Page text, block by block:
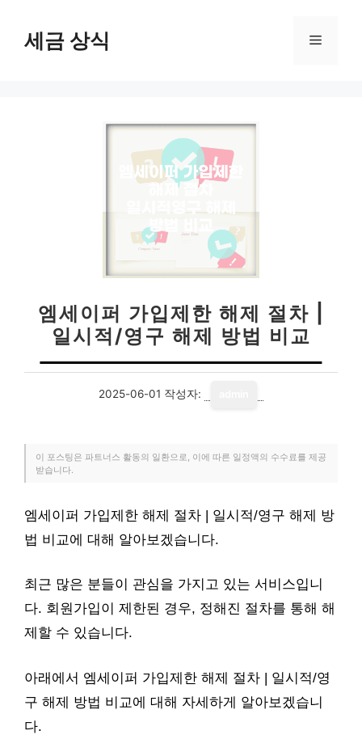
세금 상식 메
엠세이퍼 가입제한 해제 절차 |
일시적/영구 해제 방법 비교
2025-06-01 작성자:
이 포스팅은 파트너스 활동의 일환으로, 이에 따른 일정액의 수수료를 제공
받습니다.
엠세이퍼 가입제한 해제 절차 | 일시적/영구 해제 방
법 비교에 대해 알아보겠습니다.
최근 많은 분들이 관심을 가지고 있는 서비스입니
다. 회원가입이 제한된 경우, 정해진 절차를 통해 해
제할 수 있습니다.
아래에서 엠세이퍼 가입제한 해제 절차 | 일시적/영
구 해제 방법 비교에 대해 자세하게 알아보겠습니
다.